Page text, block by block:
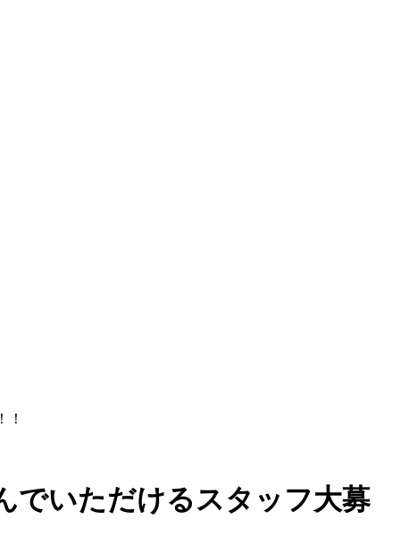
！
でいただけるスタッフ大募